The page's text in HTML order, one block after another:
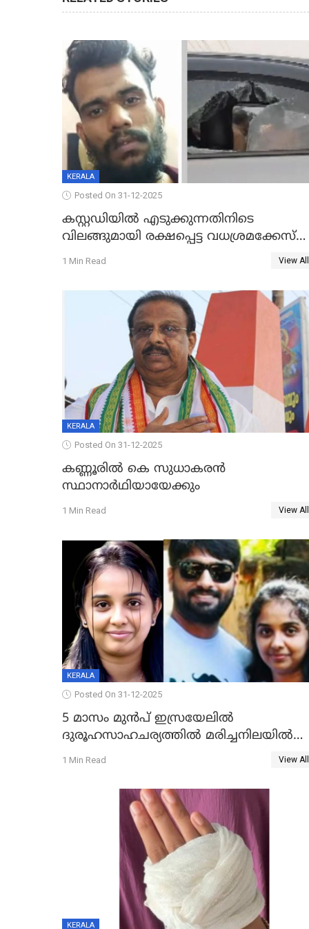
KERALA
Posted On 31-12-2025
കസ്റ്റഡിയിൽ എടുക്കുന്നതിനിടെ
വിലങ്ങുമായി രക്ഷപ്പെട്ട വധശ്രമക്കേസ്
പ്രതി പിടിയിൽ
1 Min Read View All
KERALA
Posted On 31-12-2025
കണ്ണൂരിൽ കെ സുധാകരൻ
സ്ഥാനാർഥിയായേക്കും
1 Min Read View All
KERALA
Posted On 31-12-2025
5 മാസം മുൻപ് ഇസ്രയേലിൽ
ദുരൂഹസാഹചര്യത്തിൽ മരിച്ചനിലയിൽ
കണ്ടെത്തിയ മലയാളി യുവാവിന്റെ
1 Min Read View All
KERALA